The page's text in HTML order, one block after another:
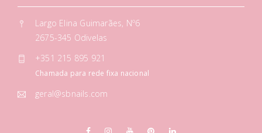
Largo Elina Guimarães, Nº6
2675-345 Odivelas
+351 215 895 921
Chamada para rede fixa nacional
geral@sbnails.com